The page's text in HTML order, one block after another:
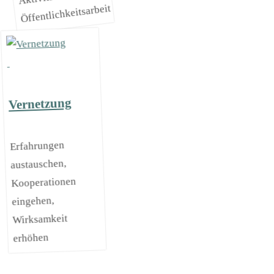
Öffentlichkeitsarbeit
Vernetzung
Erfahrungen
austauschen,
Kooperationen
eingehen,
Wirksamkeit
erhöhen